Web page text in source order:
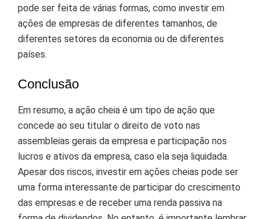
pode ser feita de várias formas, como investir em
ações de empresas de diferentes tamanhos, de
diferentes setores da economia ou de diferentes
países.
Conclusão
Em resumo, a ação cheia é um tipo de ação que
concede ao seu titular o direito de voto nas
assembleias gerais da empresa e participação nos
lucros e ativos da empresa, caso ela seja liquidada.
Apesar dos riscos, investir em ações cheias pode ser
uma forma interessante de participar do crescimento
das empresas e de receber uma renda passiva na